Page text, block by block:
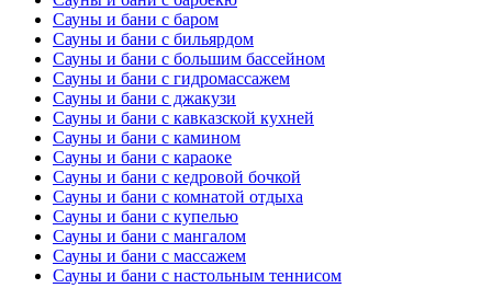
Сауны и бани с баром
Сауны и бани с бильярдом
Сауны и бани с большим бассейном
Сауны и бани с гидромассажем
Сауны и бани с джакузи
Сауны и бани с кавказской кухней
Сауны и бани с камином
Сауны и бани с караоке
Сауны и бани с кедровой бочкой
Сауны и бани с комнатой отдыха
Сауны и бани с купелью
Сауны и бани с мангалом
Сауны и бани с массажем
Сауны и бани с настольным теннисом